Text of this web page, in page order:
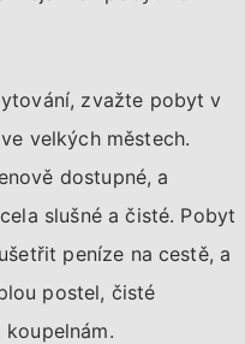
zvažte pobyt v
velkých městech.
dostupné, a
slušné a čisté. Pobyt
peníze na cestě, a
postel, čisté